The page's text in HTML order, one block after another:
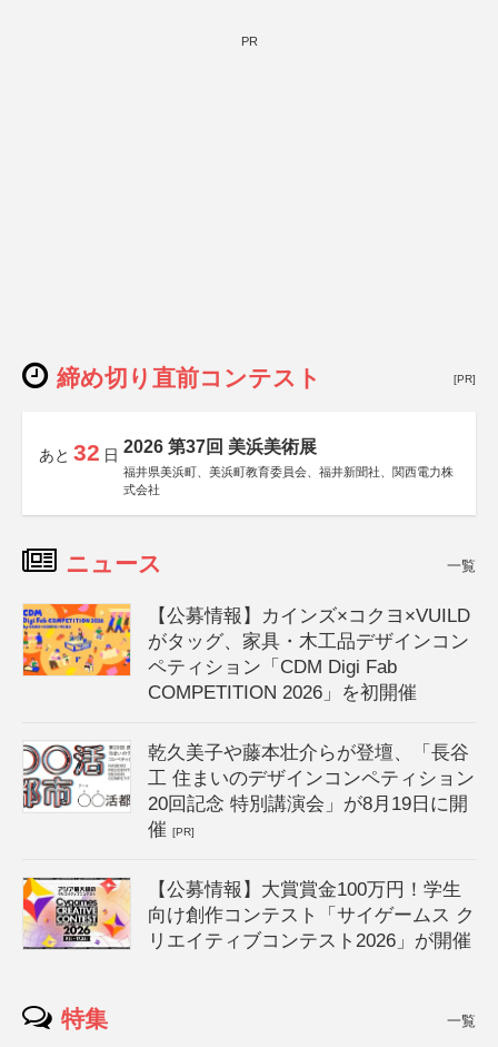
PR
締め切り直前コンテスト [PR]
あと 32 日 2026 第37回 美浜美術展
福井県美浜町、美浜町教育委員会、福井新聞社、関西電力株
式会社
ニュース 一覧
【公募情報】カインズ×コクヨ×VUILD
がタッグ、家具・木工品デザインコン
ペティション「CDM Digi Fab
COMPETITION 2026」を初開催
乾久美子や藤本壮介らが登壇、「長谷
工 住まいのデザインコンペティション
20回記念 特別講演会」が8月19日に開
催[PR]
【公募情報】大賞賞金100万円！学生
向け創作コンテスト「サイゲームス ク
リエイティブコンテスト2026」が開催
特集 一覧